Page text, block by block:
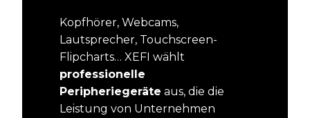
Kopfhörer, Webcams,
Lautsprecher, Touchscreen-
Flipcharts… XEFI wählt
professionelle
Peripheriegeräte aus, die die
Leistung von Unternehmen